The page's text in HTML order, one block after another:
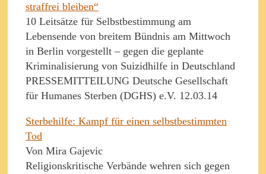
straffrei bleiben“
10 Leitsätze für Selbstbestimmung am
Lebensende von breitem Bündnis am Mittwoch
in Berlin vorgestellt – gegen die geplante
Kriminalisierung von Suizidhilfe in Deutschland
PRESSEMITTEILUNG Deutsche Gesellschaft
für Humanes Sterben (DGHS) e.V. 12.03.14
Sterbehilfe: Kampf für einen selbstbestimmten
Tod
Von Mira Gajevic
Religionskritische Verbände wehren sich gegen